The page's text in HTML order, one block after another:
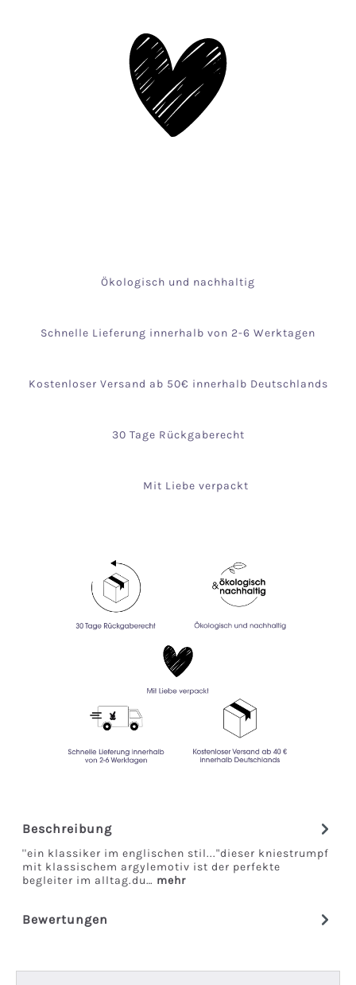
Ökologisch und nachhaltig
Schnelle Lieferung innerhalb von 2-6 Werktagen
Kostenloser Versand ab 50€ innerhalb Deutschlands
30 Tage Rückgaberecht
Mit Liebe verpackt
Beschreibung
''ein klassiker im englischen stil..."dieser kniestrumpf
mit klassischem argylemotiv ist der perfekte
begleiter im alltag.du… mehr
Bewertungen